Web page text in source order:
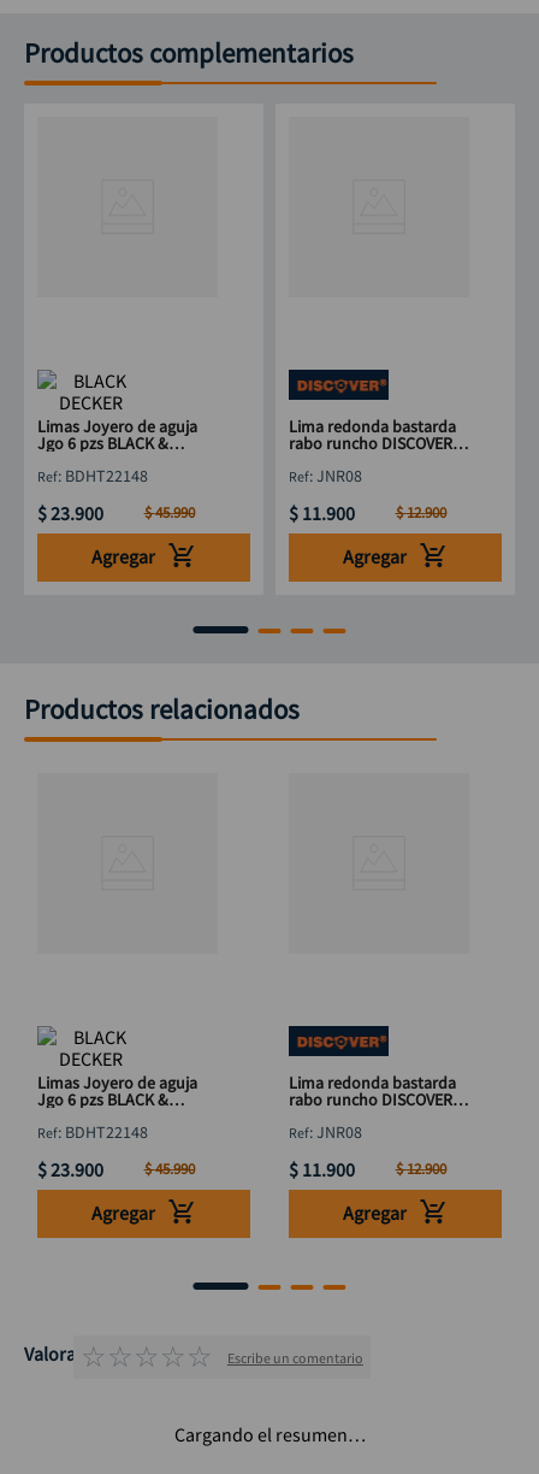
Productos complementarios
Limas Joyero de aguja
Jgo 6 pzs BLACK &
: BDHT22148
$23.900 $45.990
Agregar
Lima redonda bastarda
rabo runcho DISCOVER
:JNR08
$ 11.900 $12.900
Agregar
Productos relacionados
Limas Joyero de aguja
Jgo 6 pzs BLACK &
: BDHT22148
$23.900 $45.990
Agregar
Lima redonda bastarda
rabo runcho DISCOVER
:JNR08
$ 11.900 $12.900
Agregar
Valoraciones
☆☆☆☆☆ Escribe un comentario
Cargando el resumen…